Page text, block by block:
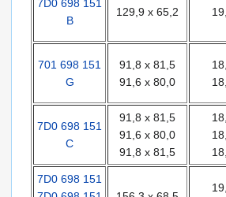
7D0 698 151
B
129,9 x 65,2
701 698 151
G
91,8 x 81,5
91,6 x 80,0
7D0 698 151
C
91,8 x 81,5
91,6 x 80,0
91,8 x 81,5
7D0 698 151